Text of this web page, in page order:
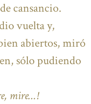
cansancio.
vuelta y,
abiertos, miró
sólo pudiendo
mire…!